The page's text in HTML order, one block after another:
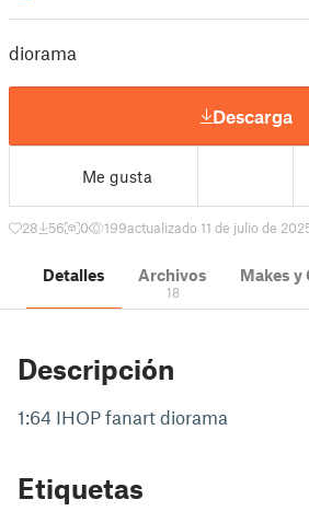
diorama
Descarga
Me gusta
28 56 0 199actualizado 11 de julio de
Detalles Archivos
18
Makes y
Descripción
1:64 IHOP fanart diorama
Etiquetas